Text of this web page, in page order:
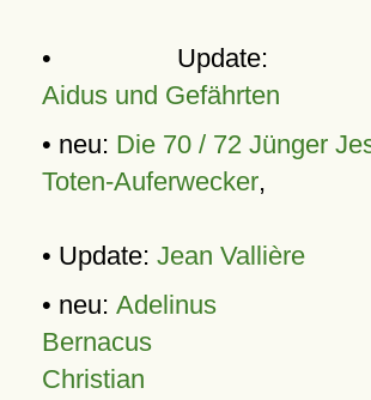
•
Aidus und Gefährten
• neu: Die 70 / 72 Jünger
Toten-Auferwecker,
• Update: Jean Vallière
• neu: Adelinus
Bernacus
Christian